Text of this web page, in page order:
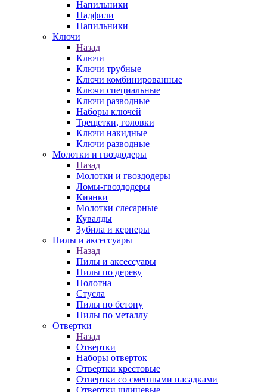
Напильники
Надфили
Напильники
Ключи
Назад
Ключи
Ключи трубные
Ключи комбинированные
Ключи специальные
Ключи разводные
Наборы ключей
Трещетки, головки
Ключи накидные
Ключи разводные
Молотки и гвоздодеры
Назад
Молотки и гвоздодеры
Ломы-гвоздодеры
Киянки
Молотки слесарные
Кувалды
Зубила и кернеры
Пилы и аксессуары
Назад
Пилы и аксессуары
Пилы по дереву
Полотна
Стусла
Пилы по бетону
Пилы по металлу
Отвертки
Назад
Отвертки
Наборы отверток
Отвертки крестовые
Отвертки со сменными насадками
Отвертки шлицевые